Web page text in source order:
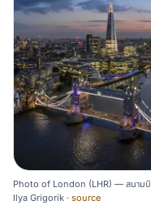
Photo of London (LHR) — สนามบิน
Ilya Grigorik · source